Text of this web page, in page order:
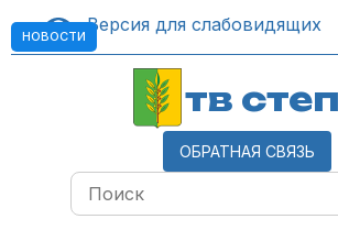
Версия для слабовидящих
тв
ОБРАТНАЯ СВЯЗЬ
НОВОСТИ